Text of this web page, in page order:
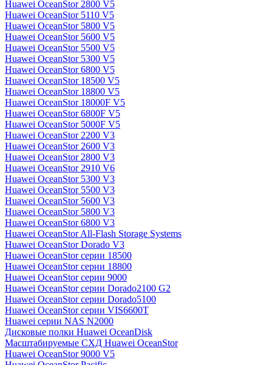
Huawei OceanStor 2800 V5
Huawei OceanStor 5110 V5
Huawei OceanStor 5800 V5
Huawei OceanStor 5600 V5
Huawei OceanStor 5500 V5
Huawei OceanStor 5300 V5
Huawei OceanStor 6800 V5
Huawei OceanStor 18500 V5
Huawei OceanStor 18800 V5
Huawei OceanStor 18000F V5
Huawei OceanStor 6800F V5
Huawei OceanStor 5000F V5
Huawei OceanStor 2200 V3
Huawei OceanStor 2600 V3
Huawei OceanStor 2800 V3
Huawei OceanStor 2910 V6
Huawei OceanStor 5300 V3
Huawei OceanStor 5500 V3
Huawei OceanStor 5600 V3
Huawei OceanStor 5800 V3
Huawei OceanStor 6800 V3
Huawei OceanStor All-Flash Storage Systems
Huawei OceanStor Dorado V3
Huawei OceanStor серии 18500
Huawei OceanStor серии 18800
Huawei OceanStor серии 9000
Huawei OceanStor серии Dorado2100 G2
Huawei OceanStor серии Dorado5100
Huawei OceanStor серии VIS6600T
Huawei серии NAS N2000
Дисковые полки Huawei OceanDisk
Масштабируемые СХД Huawei OceanStor
Huawei OceanStor 9000 V5